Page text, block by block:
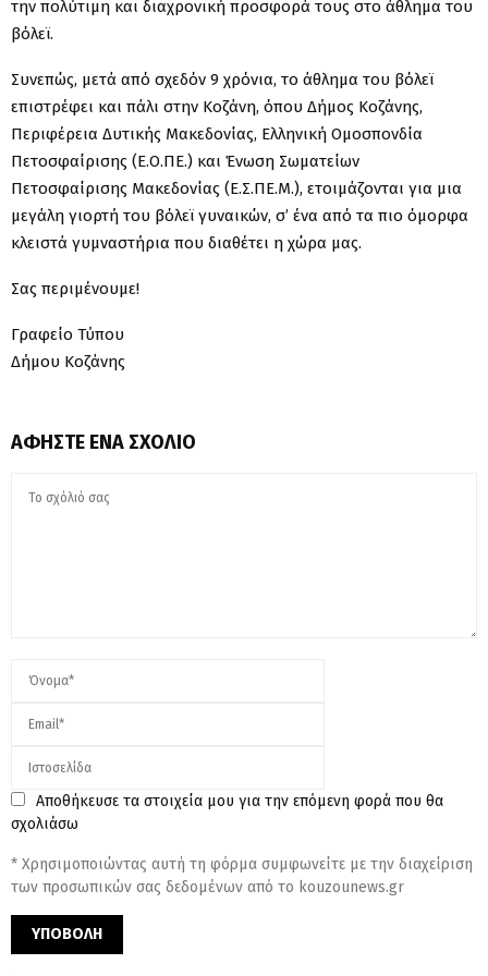
την πολύτιμη και διαχρονική προσφορά τους στο άθλημα του
βόλεϊ.
Συνεπώς, μετά από σχεδόν 9 χρόνια, το άθλημα του βόλεϊ
επιστρέφει και πάλι στην Κοζάνη, όπου Δήμος Κοζάνης,
Περιφέρεια Δυτικής Μακεδονίας, Ελληνική Ομοσπονδία
Πετοσφαίρισης (Ε.Ο.ΠΕ.) και Ένωση Σωματείων
Πετοσφαίρισης Μακεδονίας (Ε.Σ.ΠΕ.Μ.), ετοιμάζονται για μια
μεγάλη γιορτή του βόλεϊ γυναικών, σ’ ένα από τα πιο όμορφα
κλειστά γυμναστήρια που διαθέτει η χώρα μας.
Σας περιμένουμε!
Γραφείο Τύπου
Δήμου Κοζάνης
ΑΦΉΣΤΕ ΈΝΑ ΣΧΌΛΙΟ
Αποθήκευσε τα στοιχεία μου για την επόμενη φορά που θα
σχολιάσω
* Χρησιμοποιώντας αυτή τη φόρμα συμφωνείτε με την διαχείριση
των προσωπικών σας δεδομένων από το kouzounews.gr